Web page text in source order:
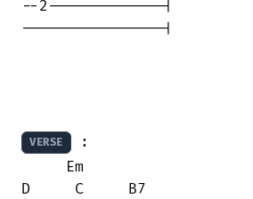
--2-------------|
----------------|
VERSE
:
D     C     B7